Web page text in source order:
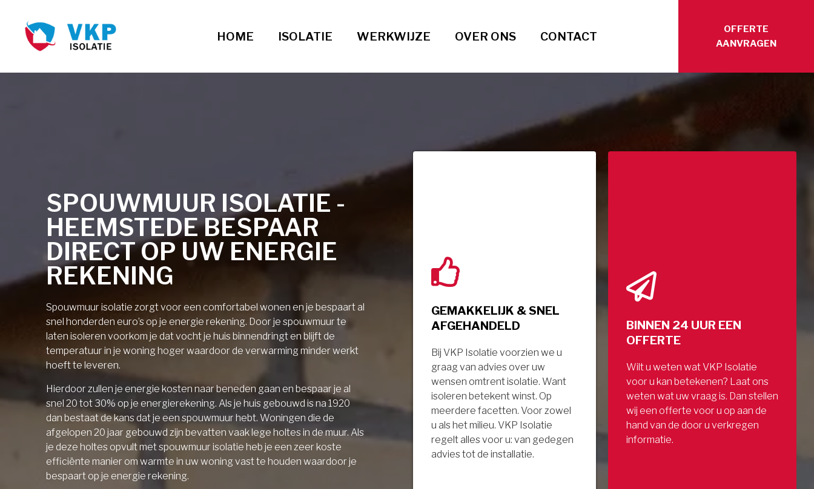
HOME ISOLATIE WERKWIJZE OVER ONS CONTACT
OFFERTE
AANVRAGEN
SPOUWMUUR ISOLATIE -
HEEMSTEDE BESPAAR
DIRECT OP UW ENERGIE
REKENING
Spouwmuur isolatie zorgt voor een comfortabel wonen en je bespaart al
snel honderden euro’s op je energie rekening. Door je spouwmuur te
laten isoleren voorkom je dat vocht je huis binnendringt en blijft de
temperatuur in je woning hoger waardoor de verwarming minder werkt
hoeft te leveren.
Hierdoor zullen je energie kosten naar beneden gaan en bespaar je al
snel 20 tot 30% op je energierekening. Als je huis gebouwd is na 1920
dan bestaat de kans dat je een spouwmuur hebt. Woningen die de
afgelopen 20 jaar gebouwd zijn bevatten vaak lege holtes in de muur. Als
je deze holtes opvult met spouwmuur isolatie heb je een zeer koste
efficiënte manier om warmte in uw woning vast te houden waardoor je
bespaart op je energie rekening.
GEMAKKELIJK & SNEL
AFGEHANDELD
Bij VKP Isolatie voorzien we u
graag van advies over uw
wensen omtrent isolatie. Want
isoleren betekent winst. Op
meerdere facetten. Voor zowel
u als het milieu. VKP Isolatie
regelt alles voor u: van gedegen
advies tot de installatie.
BINNEN 24 UUR EEN
OFFERTE
Wilt u weten wat VKP Isolatie
voor u kan betekenen? Laat ons
weten wat uw vraag is. Dan stellen
wij een offerte voor u op aan de
hand van de door u verkregen
informatie.